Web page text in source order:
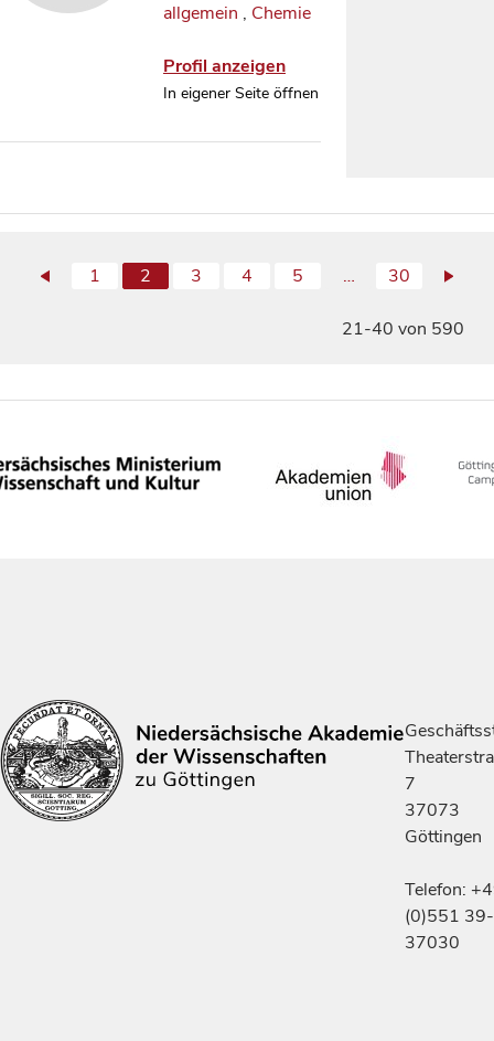
allgemein , Chemie
Profil anzeigen
In eigener Seite öffnen
1 2 3 4 5 … 30
21-40 von 590
7
37073
Göttingen
Telefon:
(0)551 39-
37030